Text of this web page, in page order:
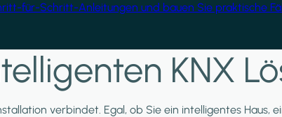
für-Schritt-Anleitungen und bauen Sie praktische
KNX
verbindet. Egal, ob Sie ein intelligentes Haus,